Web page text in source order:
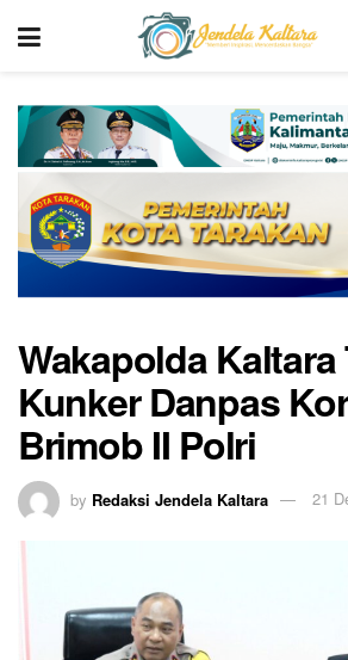
Wakapolda Kaltara
Kunker Danpas
Brimob II Polri
by Redaksi Jendela Kaltara 21